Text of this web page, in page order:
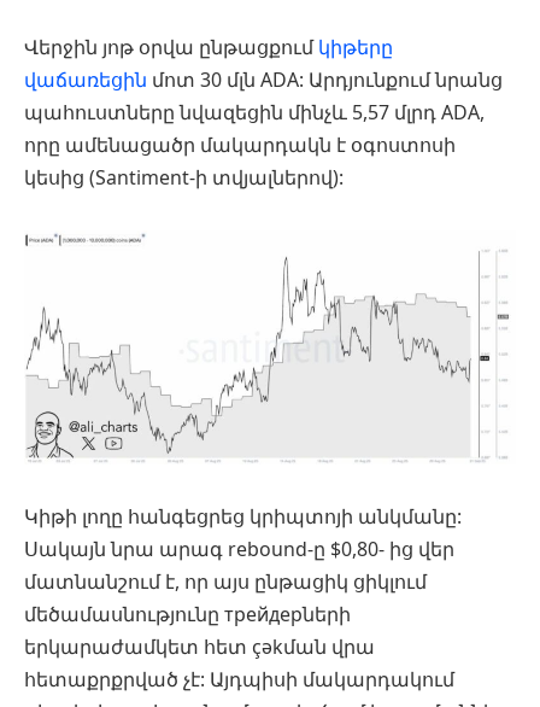
Վերջին յոթ օրվա ընթացքումկիթերը
վաճառեցին մոտ 30 մլն ADA: Արդյունքում նրանց
պահուստները նվազեցին մինչև 5,57 մլրդ ADA,
որը ամենացածր մակարդակն է օգոստոսի
կեսից (Santiment-ի տվյալներով):
Կիթի լողը հանգեցրեց կրիպտոյի անկմանը:
Սակայն նրա արագ rebound-ը $0,80- ից վեր
մատնանշում է, որ այս ընթացիկ ցիկլում
մեծամասնությունը трейдерների
երկարաժամկետ հետ çəkման վրա
հետաքրքրված չէ: Այդպիսի մակարդակում